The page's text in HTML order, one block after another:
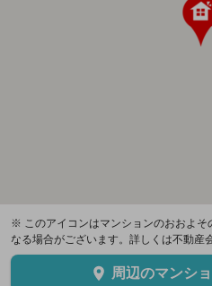
※ このアイコンはマンションのおおよ
なる場合がございます。詳しくは不動産
周辺のマンシ